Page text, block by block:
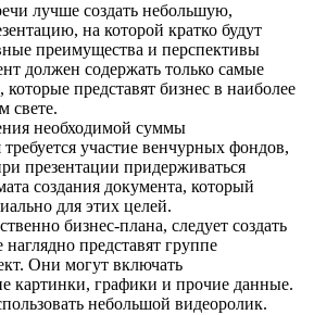
лучше создать небольшую,
на которой кратко будут
преимущества и перспективы
должен содержать только самые
представят бизнес в наиболее
свете.
необходимой суммы
участие венчурных фондов,
презентации придерживаться
создания документа, который
для этих целей.
бизнес-плана, следует создать
представят группе
Они могут включать
картинки, графики и прочие данные.
небольшой видеоролик.